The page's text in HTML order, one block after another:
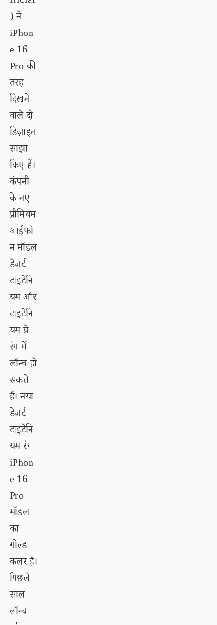
) ने
iPhon
e 16
Pro की
तरह
दिखने
वाले दो
डिज़ाइन
साझा
किए हैं।
कंपनी
के नए
प्रीमियम
आईफो
न मॉडल
डेजर्ट
टाइटेनि
यम और
टाइटेनि
यम ग्रे
रंग में
लॉन्च हो
सकते
हैं। नया
डेजर्ट
टाइटेनि
यम रंग
iPhon
e 16
Pro
मॉडल
का
गोल्ड
कलर है।
पिछले
साल
लॉन्च